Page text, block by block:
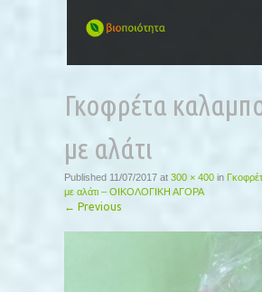
CONTENT
Γκοφρέτα
με αλάτι
Published 11/07/2017 at 300 × 400 in
με αλάτι – ΟΙΚΟΛΟΓΙΚΗ ΑΓΟΡΑ
← Previous